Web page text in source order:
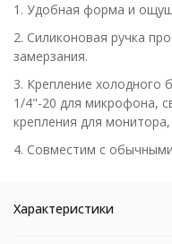
1. Удобная форма и
2. Силиконовая ручка
замерзания.
3. Крепление холодного
1/4"-20 для микрофона,
крепления для
4. Совместим с
Характеристики